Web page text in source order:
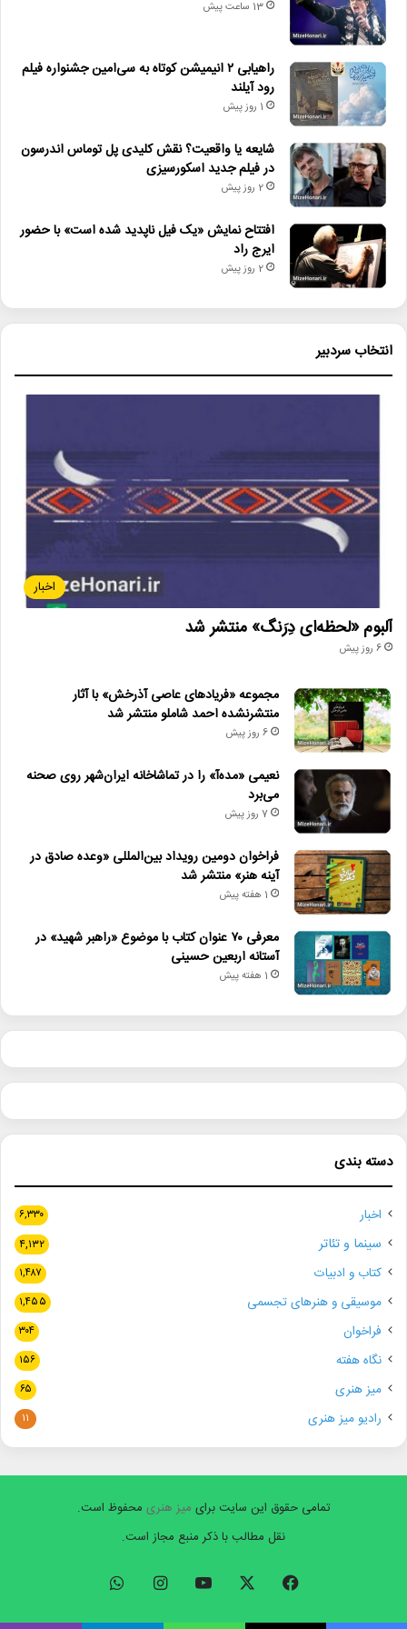
لئوناردو_دی_کاپریو
ورد_آف_ریل
13 ساعت پیش
راهیابی ۲ انیمیشن کوتاه به سی‌امین جشنواره فیلم
رود آیلند
1 روز پیش
شایعه یا واقعیت؟ نقش کلیدی پل توماس اندرسون
در فیلم جدید اسکورسیزی
2 روز پیش
افتتاح نمایش «یک فیل ناپدید شده است» با حضور
ایرج راد
2 روز پیش
انتخاب سردبیر
اخبار
آلبوم «لحظه‌ای دِرَنگ» منتشر شد
6 روز پیش
مجموعه «فریادهای عاصی آذرخش» با آثار
منتشرنشده احمد شاملو منتشر شد
6 روز پیش
نعیمی «مده‌آ» را در تماشاخانه ایران‌شهر روی صحنه
می‌برد
7 روز پیش
فراخوان دومین رویداد بین‌المللی «وعده صادق در
آینه هنر» منتشر شد
1 هفته پیش
معرفی ۷۰ عنوان کتاب با موضوع «راهبر شهید» در
آستانه اربعین حسینی
1 هفته پیش
دسته بندی
اخبار ۶,۳۳۰
سینما و تئاتر ۴,۱۳۲
کتاب و ادبیات ۱,۴۸۷
موسیقی و هنرهای تجسمی ۱,۴۵۵
فراخوان ۳۰۴
نگاه هفته ۱۵۶
میز هنری ۶۵
رادیو میز هنری ۱۱
تمامی حقوق این سایت برای میز هنری محفوظ است.
نقل مطالب با ذکر منبع مجاز است.
فیسبوک ایکس یوتیوب اینستاگرام